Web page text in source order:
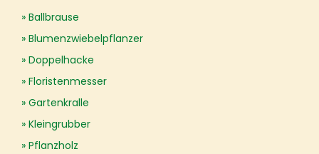
Ballbrause
Blumenzwiebelpflanzer
Doppelhacke
Floristenmesser
Gartenkralle
Kleingrubber
Pflanzholz